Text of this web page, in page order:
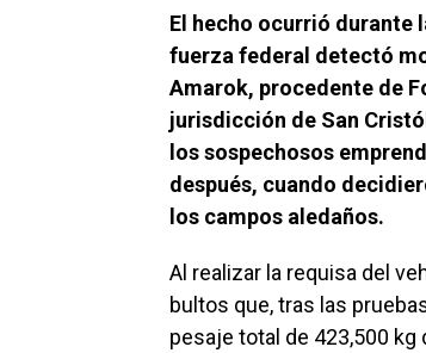
El hecho ocurrió durante
fuerza federal detectó
Amarok, procedente de
jurisdicción de San
los sospechosos
después, cuando
los campos aledaños.
Al realizar la requisa del
bultos que, tras las
pesaje total de 423,500 kg